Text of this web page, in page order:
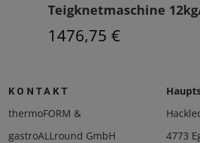
Teigknetmaschine
1476,75 €
KONTAKT
thermoFORM &
gastroALLround GmbH
4773